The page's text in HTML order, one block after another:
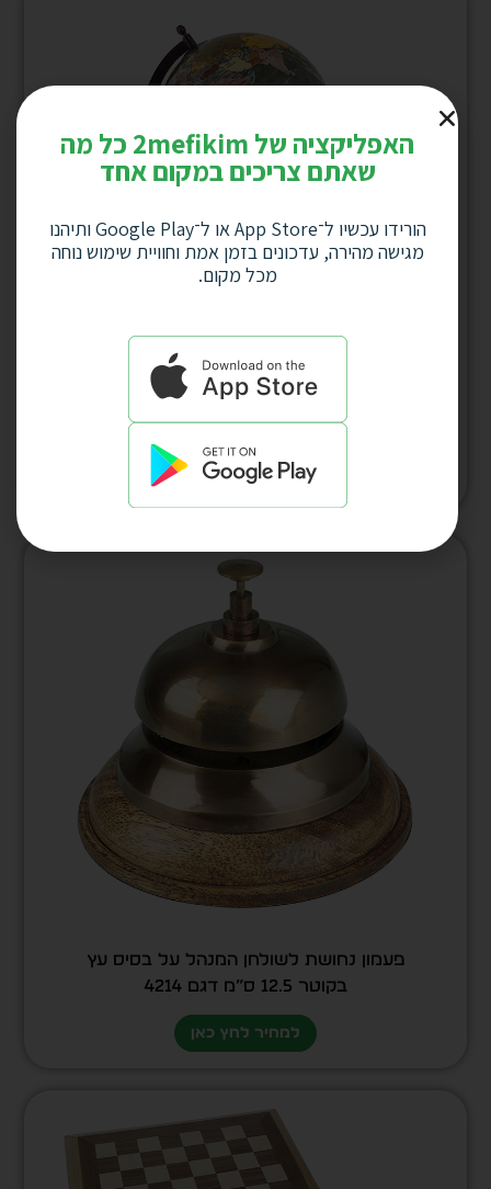
גלובוס עתיק בקוטר 20 ס”מ עם קשת מתכת על
בסיס עץ עם מגרה ברוחב 15 ס”מ דגם 4501
למחיר לחץ כאן
פעמון נחושת לשולחן המנהל על בסיס עץ
בקוטר 12.5 ס”מ דגם 4214
למחיר לחץ כאן
האפליקציה של 2mefikim כל מה
שאתם צריכים במקום אחד
הורידו עכשיו ל־App Store או ל־Google Play ותיהנו
מגישה מהירה, עדכונים בזמן אמת וחוויית שימוש נוחה
מכל מקום.